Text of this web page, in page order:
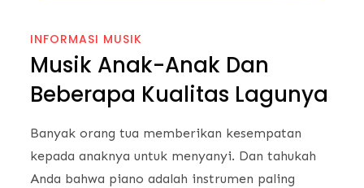
INFORMASI MUSIK
Musik Anak-Anak Dan
Beberapa Kualitas Lagunya
Banyak orang tua memberikan kesempatan
kepada anaknya untuk menyanyi. Dan tahukah
Anda bahwa piano adalah instrumen paling